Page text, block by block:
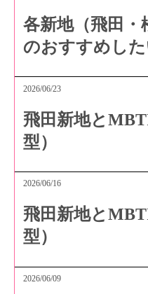
各新地（飛田・
のおすすめし
2026/06/23
飛田新地と
型）
2026/06/16
飛田新地と
型）
2026/06/09